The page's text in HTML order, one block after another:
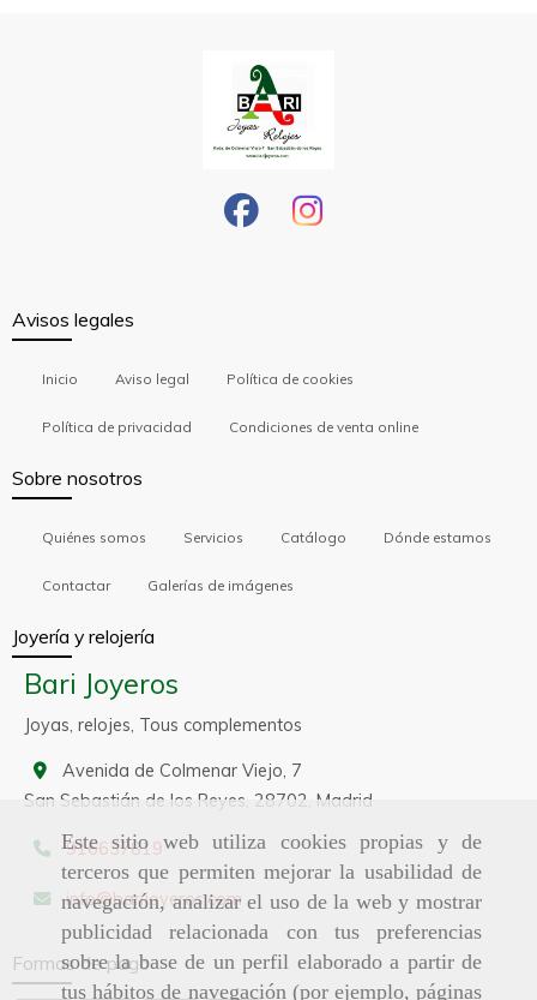
Este sitio web utiliza cookies propias y de
terceros que permiten mejorar la usabilidad de
navegación, analizar el uso de la web y mostrar
publicidad relacionada con tus preferencias
sobre la base de un perfil elaborado a partir de
tus hábitos de navegación (por ejemplo, páginas
Avisos legales
Inicio Aviso legal Política de cookies
Política de privacidad Condiciones de venta online
Sobre nosotros
Quiénes somos Servicios Catálogo Dónde estamos
Contactar Galerías de imágenes
Joyería y relojería
Bari Joyeros
Joyas, relojes, Tous complementos
Avenida de Colmenar Viejo, 7
San Sebastián de los Reyes, 28702, Madrid
916637819
info barijoyeros.com
Formas de pago